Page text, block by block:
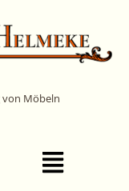
Möbeln
Main
Menu